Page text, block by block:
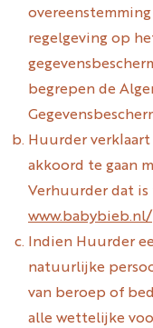
regelgeving op
begrepen de
Huurder
akkoord te gaan
Verhuurder dat is
Indien Huurder
natuurlijke
van beroep of
alle wettelijke